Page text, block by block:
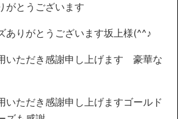
がとうございます
ありがとうございます坂上様(^^♪
いただき感謝申し上げます 豪華な
いただき感謝申し上げますゴールド